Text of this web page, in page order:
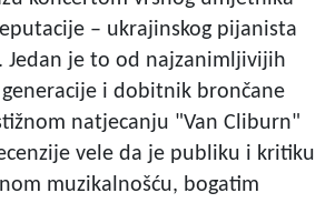
– ukrajinskog pijanista
Jedan je to od najzanimljivijih
i dobitnik brončane
natjecanju "Van Cliburn"
vele da je publiku i kritiku
muzikalnošću, bogatim